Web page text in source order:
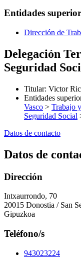
Entidades
Dirección de
Delegación
Seguridad
Titular: Victor
Entidades
Vasco > Trabajo
Seguridad Social
Datos de contacto
Datos de
Dirección
Intxaurrondo, 70
20015 Donostia / San
Gipuzkoa
Teléfono/s
943023224